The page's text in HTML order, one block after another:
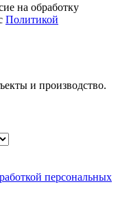
на обработку
Политикой
и производство.
персональных